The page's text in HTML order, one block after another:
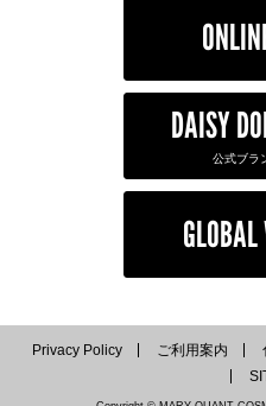
DAISY
公式ブラ
Privacy Policy ご利用案内